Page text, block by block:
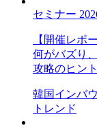
セミナー
【開催レポ
何がバズり
攻略のヒント
韓国インバ
トレンド